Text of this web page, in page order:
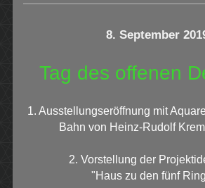
8. September
Tag des offenen
1. Ausstellungseröffnung mit
Bahn von Heinz-Rudolf
2. Vorstellung der
"Haus zu den fünf